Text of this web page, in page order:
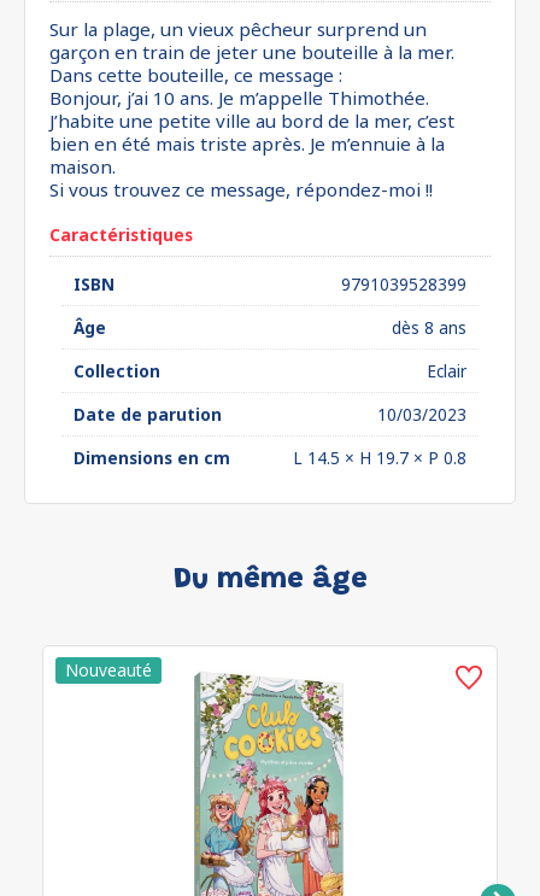
Sur la plage, un vieux pêcheur surprend un
garçon en train de jeter une bouteille à la mer.
Dans cette bouteille, ce message :
Bonjour, j’ai 10 ans. Je m’appelle Thimothée.
J’habite une petite ville au bord de la mer, c’est
bien en été mais triste après. Je m’ennuie à la
maison.
Si vous trouvez ce message, répondez-moi !!
Caractéristiques
ISBN
9791039528399
Âge
dès 8 ans
Collection
Eclair
Date de parution
10/03/2023
Dimensions en cm
L 14.5 × H 19.7 × P 0.8
Du même âge